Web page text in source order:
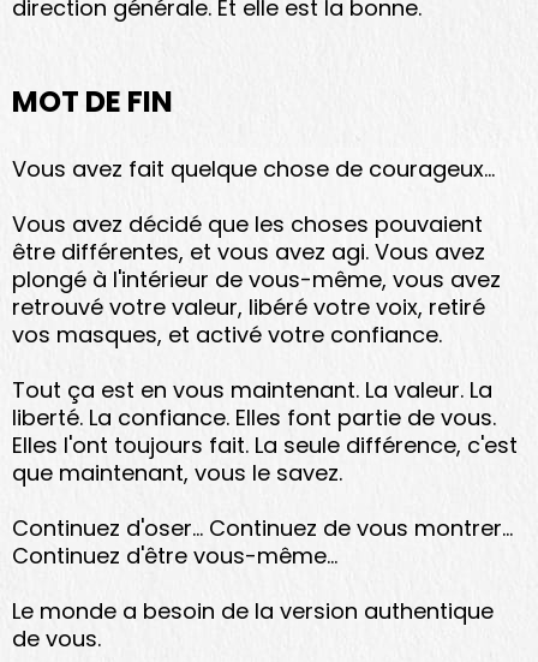
direction générale. Et elle est la bonne.
MOT DE FIN
Vous avez fait quelque chose de courageux...
Vous avez décidé que les choses pouvaient
être différentes, et vous avez agi. Vous avez
plongé à l'intérieur de vous-même, vous avez
retrouvé votre valeur, libéré votre voix, retiré
vos masques, et activé votre confiance.
Tout ça est en vous maintenant. La valeur. La
liberté. La confiance. Elles font partie de vous.
Elles l'ont toujours fait. La seule différence, c'est
que maintenant, vous le savez.
Continuez d'oser... Continuez de vous montrer...
Continuez d'être vous-même...
Le monde a besoin de la version authentique
de vous.